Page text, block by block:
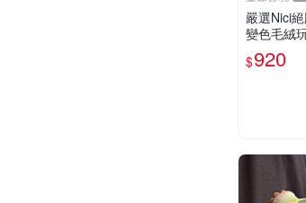
嚴選Nici
變色毛絨
隨原廠牌
$920